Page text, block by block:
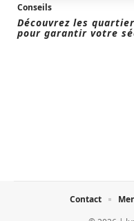
Conseils
Découvrez les
pour garantir votre
Contact